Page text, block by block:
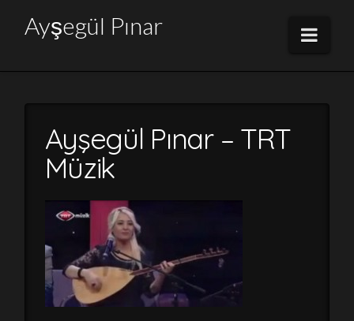
Ayşegül
Pınar
Ayşegül Pınar
Ayşegül Pınar – TRT
Müzik